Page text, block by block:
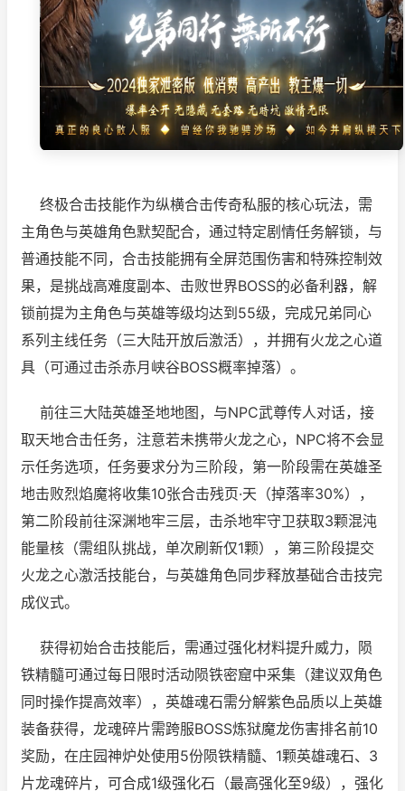
终极合击技能作为纵横合击传奇私服的核心玩法，需
主角色与英雄角色默契配合，通过特定剧情任务解锁，与
普通技能不同，合击技能拥有全屏范围伤害和特殊控制效
果，是挑战高难度副本、击败世界BOSS的必备利器，解
锁前提为主角色与英雄等级均达到55级，完成兄弟同心
系列主线任务（三大陆开放后激活），并拥有火龙之心道
具（可通过击杀赤月峡谷BOSS概率掉落）。
前往三大陆英雄圣地地图，与NPC武尊传人对话，接
取天地合击任务，注意若未携带火龙之心，NPC将不会显
示任务选项，任务要求分为三阶段，第一阶段需在英雄圣
地击败烈焰魔将收集10张合击残页·天（掉落率30%），
第二阶段前往深渊地牢三层，击杀地牢守卫获取3颗混沌
能量核（需组队挑战，单次刷新仅1颗），第三阶段提交
火龙之心激活技能台，与英雄角色同步释放基础合击技完
成仪式。
获得初始合击技能后，需通过强化材料提升威力，陨
铁精髓可通过每日限时活动陨铁密窟中采集（建议双角色
同时操作提高效率），英雄魂石需分解紫色品质以上英雄
装备获得，龙魂碎片需跨服BOSS炼狱魔龙伤害排名前10
奖励，在庄园神炉处使用5份陨铁精髓、1颗英雄魂石、3
片龙魂碎片，可合成1级强化石（最高强化至9级），强化